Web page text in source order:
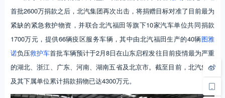
首批2600万捐款之后，北汽集团再次出击，将捐赠目标对准了目前最为
紧缺的紧急救护物资，并联合北汽福田等旗下10家汽车单位共同捐款
1700万元，提供66辆疫区服务车辆，其中由北汽福田生产的40辆图雅
诺负压救护车首批车辆预计于2月8日在山东启程发往目前疫情最为严重
的湖北、浙江、广东、河南、湖南五省及北京市。截至目前，北汽集团
及其下属单位累计捐款捐物已达4300万元。